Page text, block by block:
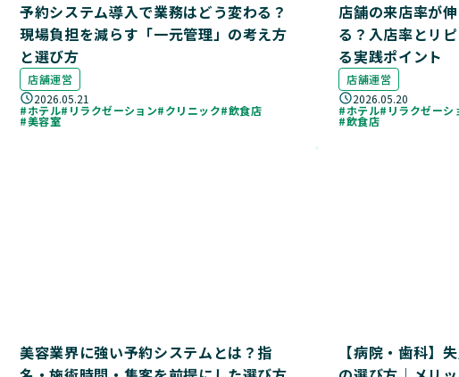
予約システム導入で業務はどう変わる？
現場負担を減らす「一元管理」の考え方
と選び方
店舗運営
2026.05.21
#ホテル#リラクゼーション#クリニック#飲食店
#美容室
店舗の来店率が
る？入店率とリ
る実践ポイント
店舗運営
2026.05.20
#ホテル#リラクゼーシ
#飲食店
美容業界に強い予約システムとは？指
【病院・歯科】